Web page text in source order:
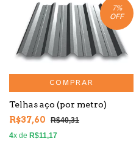
7%
OFF
COMPRAR
Telhas aço (por metro)
R$37,60
R$40,31
4x de R$11,17